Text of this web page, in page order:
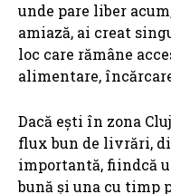
unde pare liber
amiază, ai creat
loc care rămâne
alimentare,
Dacă ești în zona
flux bun de livrări,
importantă, fiindcă
bună și una cu timp